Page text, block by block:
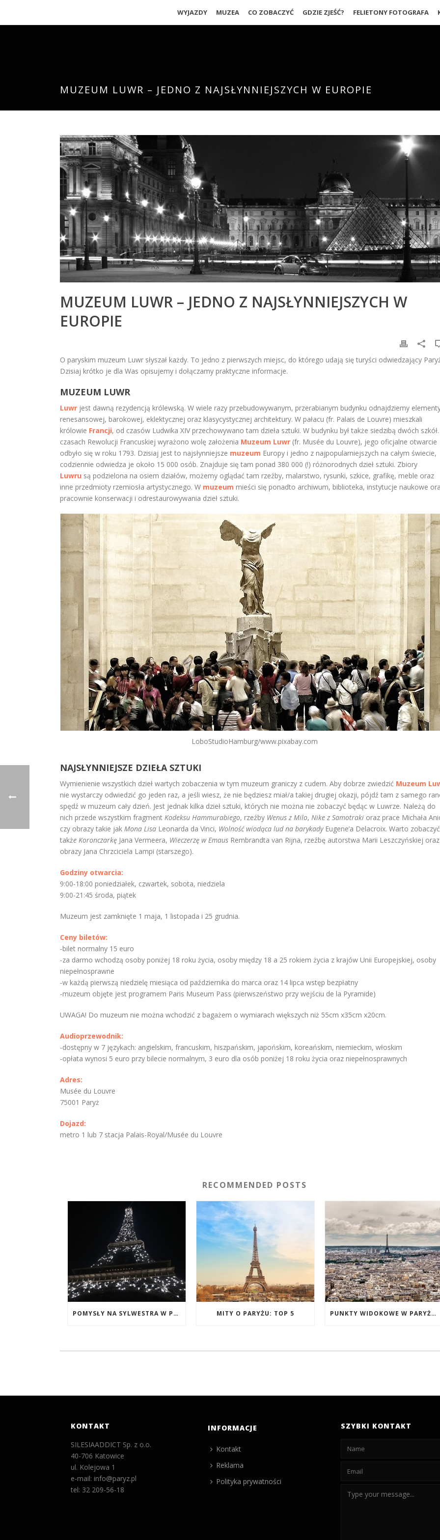
WYJAZDY MUZEA CO ZOBACZYĆ GDZIE ZJEŚĆ? FELIETONY FOTOGRAFA
MUZEUM LUWR – JEDNO Z NAJSŁYNNIEJSZYCH W EUROPIE
MUZEUM LUWR – JEDNO Z NAJSŁYNNIEJSZYCH W
EUROPIE
O paryskim muzeum Luwr słyszał każdy. To jedno z pierwszych miejsc, do którego udają się turyści odwiedzający
Dzisiaj krótko je dla Was opisujemy i dołączamy praktyczne informacje.
MUZEUM LUWR
Luwr jest dawną rezydencją królewską. W wiele razy przebudowywanym, przerabianym budynku odnajdziemy
renesansowej, barokowej, eklektycznej oraz klasycystycznej architektury. W pałacu (fr. Palais de Louvre) mieszkali
królowie Francji, od czasów Ludwika XIV przechowywano tam dzieła sztuki. W budynku był także siedzibą dwóch
czasach Rewolucji Francuskiej wyrażono wolę założenia Muzeum Luwr (fr. Musée du Louvre), jego oficjalne otwarcie
odbyło się w roku 1793. Dzisiaj jest to najsłynniejsze muzeum Europy i jedno z najpopularniejszych na całym świecie,
codziennie odwiedza je około 15 000 osób. Znajduje się tam ponad 380 000 (!) różnorodnych dzieł sztuki. Zbiory
Luwru są podzielona na osiem działów, możemy oglądać tam rzeźby, malarstwo, rysunki, szkice, grafikę, meble oraz
inne przedmioty rzemiosła artystycznego. W muzeum mieści się ponadto archiwum, biblioteka, instytucje naukowe
pracownie konserwacji i odrestaurowywania dzieł sztuki.
LoboStudioHamburg/www.pixabay.com
NAJSŁYNNIEJSZE DZIEŁA SZTUKI
Wymienienie wszystkich dzieł wartych zobaczenia w tym muzeum graniczy z cudem. Aby dobrze zwiedzić Muzeum
nie wystarczy odwiedzić go jeden raz, a jeśli wiesz, że nie będziesz miał/a takiej drugiej okazji, pójdź tam z samego
spędź w muzeum cały dzień. Jest jednak kilka dzieł sztuki, których nie można nie zobaczyć będąc w Luwrze. Należą do
nich przede wszystkim fragment Kodeksu Hammurabiego, rzeźby Wenus z Milo, Nike z Samotraki oraz prace Michała
czy obrazy takie jak Mona Lisa Leonarda da Vinci, Wolność wiodąca lud na barykadyEugene’a Delacroix. Warto zobaczyć
także Koronczarkę Jana Vermeera, Wieczerzę w Emaus Rembrandta van Rijna, rzeźbę autorstwa Marii Leszczyńskiej oraz
obrazy Jana Chrzciciela Lampi (starszego).
Godziny otwarcia:
9:00-18:00 poniedziałek, czwartek, sobota, niedziela
9:00-21:45 środa, piątek
Muzeum jest zamknięte 1 maja, 1 listopada i 25 grudnia.
Ceny biletów:
-bilet normalny 15 euro
-za darmo wchodzą osoby poniżej 18 roku życia, osoby między 18 a 25 rokiem życia z krajów Unii Europejskiej, osoby
niepełnosprawne
-w każdą pierwszą niedzielę miesiąca od października do marca oraz 14 lipca wstęp bezpłatny
-muzeum objęte jest programem Paris Museum Pass (pierwszeństwo przy wejściu de la Pyramide)
UWAGA! Do muzeum nie można wchodzić z bagażem o wymiarach większych niż 55cm x35cm x20cm.
Audioprzewodnik:
-dostępny w 7 językach: angielskim, francuskim, hiszpańskim, japońskim, koreańskim, niemieckim, włoskim
-opłata wynosi 5 euro przy bilecie normalnym, 3 euro dla osób poniżej 18 roku życia oraz niepełnosprawnych
Adres:
Musée du Louvre
75001 Paryż
Dojazd:
metro 1 lub 7 stacja Palais-Royal/Musée du Louvre
RECOMMENDED POSTS
POMYSŁY NA SYLWESTRA W PARYŻU: TOP 5 PROPOZYCJI MITY O PARYŻU: TOP 5 PUNKTY WIDOKOWE W PARYŻU ZA DARMO
KONTAKT
SILESIAADDICT Sp. z o.o.
40-706 Katowice
ul. Kolejowa 1
e-mail: info@paryz.pl
tel: 32 209-56-18
INFORMACJE
Kontakt
Reklama
Polityka prywatności
SZYBKI KONTAKT